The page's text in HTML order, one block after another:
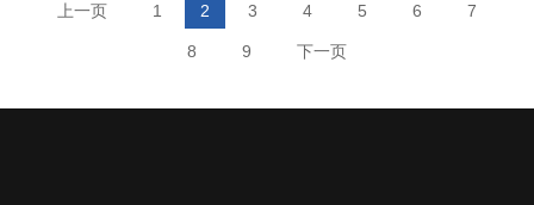
上一页 1 2 3 4 5 6 7
8 9 下一页